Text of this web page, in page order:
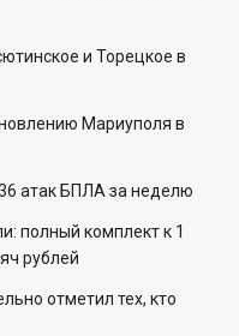
и Торецкое в
Мариуполя в
атак БПЛА за неделю
полный комплект к 1
рублей
отметил тех, кто